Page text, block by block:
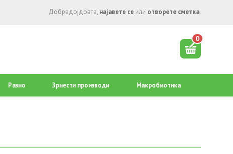
Добредојдовте, најавете се или отворете сметка.
0
Разно Зрнести производи Mакробиотика